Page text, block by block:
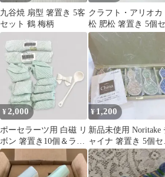
九谷焼 扇型 箸置き 5客
セット 鶴 梅柄
クラフト・アリオカ
松 肥松 箸置き 5個
ト
¥2,000
ポーセラーツ用 白磁 リ
ボン 箸置き10個＆ラウ
ンドスプーン3本 セッ
ト
¥ 1,200
新品未使用 Noritake
ャイナ 箸置き 5個セ
ト